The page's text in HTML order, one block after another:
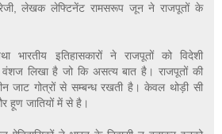
लेखक लेफ्टिनेंट रामसरूप जून ने राजपूतों के
इतिहासकारों ने राजपूतों को विदेशी
लिखा है जो कि असत्य बात है। राजपूतों की
जाट गोत्रों से सम्बन्ध रखती है। केवल थोड़ी सी
हूण जातियों में से है।